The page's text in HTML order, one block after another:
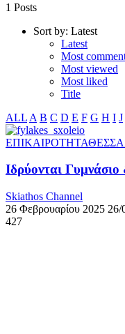
1 Posts
Sort by: Latest
Latest
Most
Most viewed
Most liked
Title
ALL A B C D E F G H I J
ΕΠΙΚΑΙΡΟΤΗΤΑ
Ιδρύονται
Skiathos Channel
26 Φεβρουαρίου 2025 26/
427